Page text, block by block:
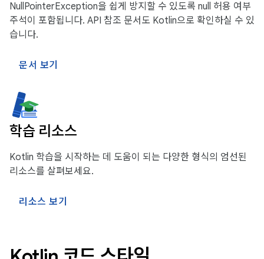
NullPointerException을 쉽게 방지할 수 있도록 null 허용 여부
주석이 포함됩니다. API 참조 문서도 Kotlin으로 확인하실 수 있
습니다.
문서 보기
학습 리소스
Kotlin 학습을 시작하는 데 도움이 되는 다양한 형식의 엄선된
리소스를 살펴보세요.
리소스 보기